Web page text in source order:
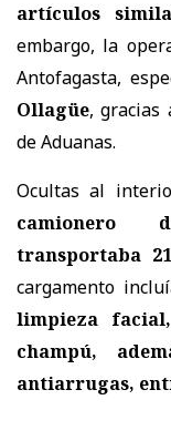
artículos
embargo, la
Antofagasta,
Ollagüe, gracias
de Aduanas.
Ocultas al
camionero
transportaba
cargamento
limpieza
champú,
antiarrugas,